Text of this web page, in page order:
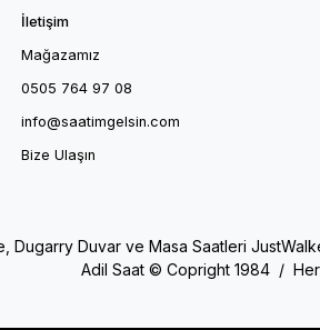
İletişim
Mağazamız
0505 764 97 08
info@saatimgelsin.com
Bize Ulaşın
Dugarry Duvar ve Masa Saatleri
Adil Saat © Copright 1984 / Her